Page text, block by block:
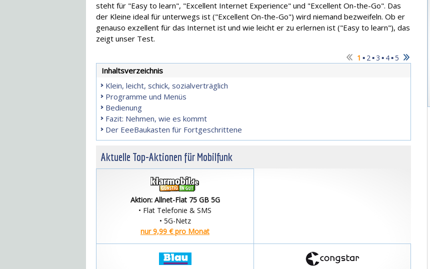
steht für "Easy to learn", "Excellent Internet Experience" und "Excellent On-the-Go". Das
der Kleine ideal für unterwegs ist ("Excellent On-the-Go") wird niemand bezweifeln. Ob er
genauso exzellent für das Internet ist und wie leicht er zu erlernen ist ("Easy to learn"), das
zeigt unser Test.
1 ▪ 2▪ 3 ▪ 4▪5
Inhaltsverzeichnis
Klein, leicht, schick, sozialverträglich
Programme und Menüs
Bedienung
Fazit: Nehmen, wie es kommt
Der EeeBaukasten für Fortgeschrittene
Aktuelle Top-Aktionen für Mobilfunk
Aktion: Allnet-Flat 75 GB 5G
• Flat Telefonie & SMS
• 5G-Netz
nur 9,99 € pro Monat